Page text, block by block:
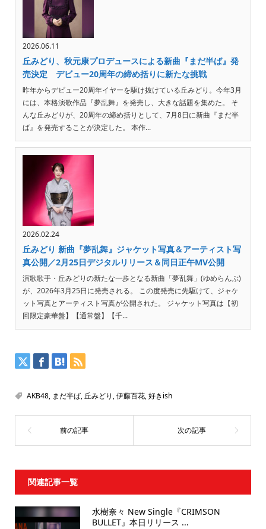
2026.06.11
丘みどり、秋元康プロデュースによる新曲『まだ半ば』発
売決定 デビュー20周年の締め括りに新たな挑戦
昨年からデビュー20周年イヤーを駆け抜けている丘みどり。今年3月
には、本格演歌作品『夢乱舞』を発売し、大きな話題を集めた。 そ
んな丘みどりが、20周年の締め括りとして、7月8日に新曲『まだ半
ば』を発売することが決定した。 本作...
2026.02.24
丘みどり 新曲『夢乱舞』ジャケット写真＆アーティスト写
真公開／2月25日デジタルリリース＆同日正午MV公開
演歌歌手・丘みどりの新たな一歩となる新曲「夢乱舞」(ゆめらんぶ)
が、2026年3月25日に発売される。 この度発売に先駆けて、ジャケ
ット写真とアーティスト写真が公開された。 ジャケット写真は【初
回限定豪華盤】【通常盤】【千...
AKB48, まだ半ば, 丘みどり ,伊藤百花,好きish
関連記事一覧
水樹奈々 New Single『CRIMSON
BULLET』本日リリース ...